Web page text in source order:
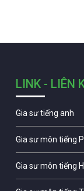
LINK - LIÊN
Gia sư tiếng anh
Gia sư môn tiếng
Gia sư môn tiếng